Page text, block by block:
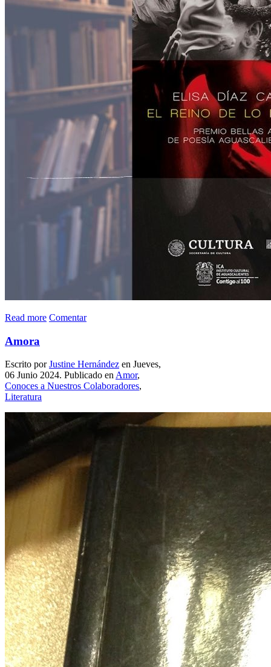
Read more Comentar
Amora
Escrito porJustine Hernández en Jueves,
06 Junio 2024. Publicado en Amor,
Conoces a Nuestros Colaboradores,
Literatura